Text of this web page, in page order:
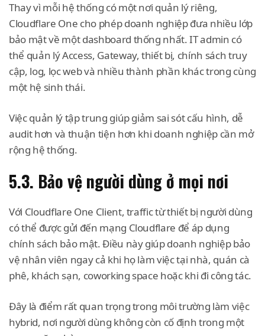
Thay vì mỗi hệ thống có một nơi quản lý riêng,
Cloudflare One cho phép doanh nghiệp đưa nhiều lớp
bảo mật về một dashboard thống nhất. IT admin có
thể quản lý Access, Gateway, thiết bị, chính sách truy
cập, log, lọc web và nhiều thành phần khác trong cùng
một hệ sinh thái.
Việc quản lý tập trung giúp giảm sai sót cấu hình, dễ
audit hơn và thuận tiện hơn khi doanh nghiệp cần mở
rộng hệ thống.
5.3. Bảo vệ người dùng ở mọi nơi
Với Cloudflare One Client, traffic từ thiết bị người dùng
có thể được gửi đến mạng Cloudflare để áp dụng
chính sách bảo mật. Điều này giúp doanh nghiệp bảo
vệ nhân viên ngay cả khi họ làm việc tại nhà, quán cà
phê, khách sạn, coworking space hoặc khi đi công tác.
Đây là điểm rất quan trọng trong môi trường làm việc
hybrid, nơi người dùng không còn cố định trong một